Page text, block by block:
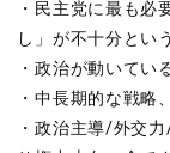
・民主党に最も必
し」が不十分とい
・政治が動いてい
・中長期的な戦略
・政治主導/外交